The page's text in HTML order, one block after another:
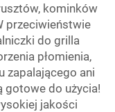
kominków
przeciwieństwie
do grilla
płomienia,
zapalającego ani
gotowe do użycia!
jakości